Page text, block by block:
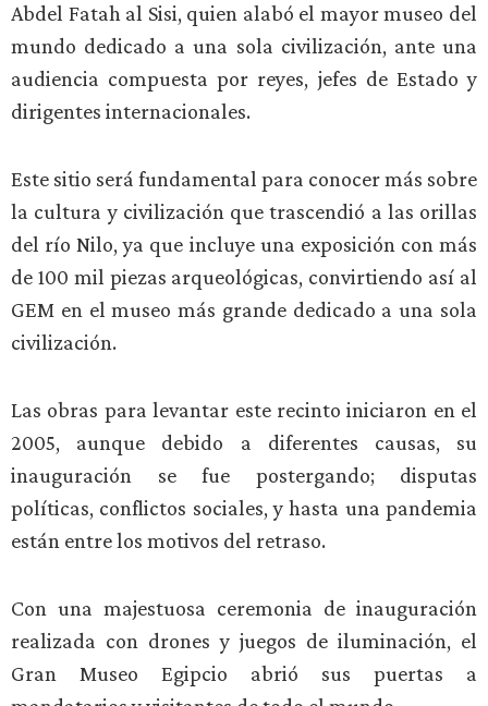
Abdel Fatah al Sisi, quien alabó el mayor museo del
mundo dedicado a una sola civilización, ante una
audiencia compuesta por reyes, jefes de Estado y
dirigentes internacionales.
Este sitio será fundamental para conocer más sobre
la cultura y civilización que trascendió a las orillas
del río Nilo, ya que incluye una exposición con más
de 100 mil piezas arqueológicas, convirtiendo así al
GEM en el museo más grande dedicado a una sola
civilización.
Las obras para levantar este recinto iniciaron en el
2005, aunque debido a diferentes causas, su
inauguración se fue postergando; disputas
políticas, conflictos sociales, y hasta una pandemia
están entre los motivos del retraso.
Con una majestuosa ceremonia de inauguración
realizada con drones y juegos de iluminación, el
Gran Museo Egipcio abrió sus puertas a